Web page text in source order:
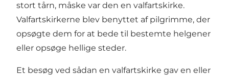
stort tårn, måske var den en valfartskirke.
Valfartskirkerne blev benyttet af pilgrimme, der
opsøgte dem for at bede til bestemte helgener
eller opsøge hellige steder.
Et besøg ved sådan en valfartskirke gav en eller